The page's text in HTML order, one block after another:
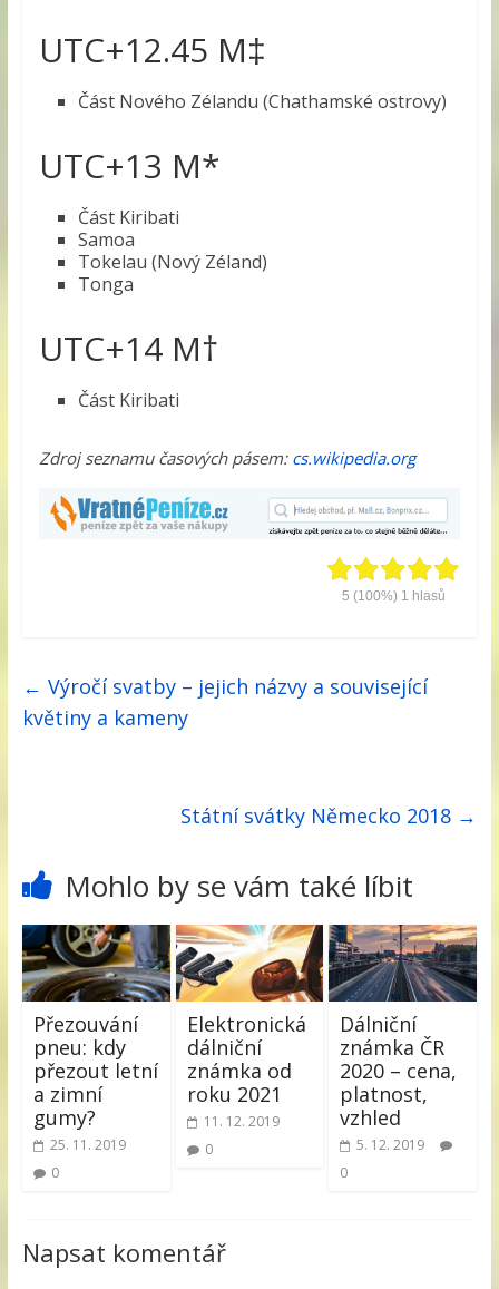
UTC+12.45 M‡
Část Nového Zélandu (Chathamské ostrovy)
UTC+13 M*
Část Kiribati
Samoa
Tokelau (Nový Zéland)
Tonga
UTC+14 M†
Část Kiribati
Zdroj seznamu časových pásem: cs.wikipedia.org
5 (100%) 1 hlasů
← Výročí svatby – jejich názvy a související
květiny a kameny
Státní svátky Německo 2018 →
Mohlo by se vám také líbit
Přezouvání
pneu: kdy
přezout letní
a zimní
gumy?
25. 11. 2019
0
Elektronická
dálniční
známka od
roku 2021
11. 12. 2019
0
Dálniční
známka ČR
2020 – cena,
platnost,
vzhled
5. 12. 2019
0
Napsat komentář